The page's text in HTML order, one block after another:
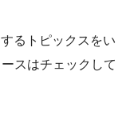
るトピックスをい
スはチェックして